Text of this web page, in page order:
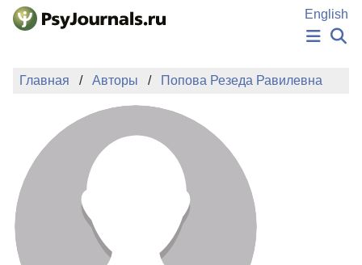
Перейти к основному содержанию
English
НОВОСТИ
АВТОРЫ
ПОДАТЬ РУКОПИСЬ
БАЗА ЗНАНИЙ
КЛЮЧЕВЫЕ СЛОВА
Регистрация
Главная Авторы Попова Резеда Равилевна